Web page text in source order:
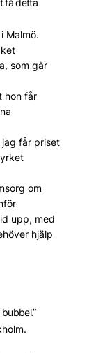
få detta
Malmö.
som går
hon får
får priset
om
upp, med
hjälp